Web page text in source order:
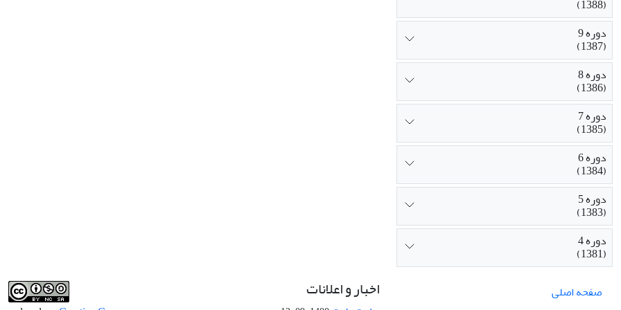
(1388)
دوره 9
(1387)
دوره 8
(1386)
دوره 7
(1385)
دوره 6
(1384)
دوره 5
(1383)
دوره 4
(1381)
صفحه اصلی
اخبار و اعلانات